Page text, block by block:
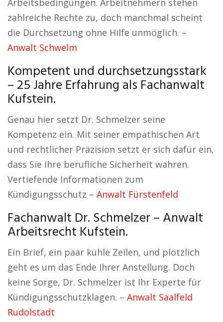
Arbeitsbedingungen. Arbeitnehmern stehen
zahlreiche Rechte zu, doch manchmal scheint
die Durchsetzung ohne Hilfe unmöglich. –
Anwalt Schwelm
Kompetent und durchsetzungsstark
– 25 Jahre Erfahrung als Fachanwalt
Kufstein.
Genau hier setzt Dr. Schmelzer seine
Kompetenz ein. Mit seiner empathischen Art
und rechtlicher Präzision setzt er sich dafür ein,
dass Sie Ihre berufliche Sicherheit wahren.
Vertiefende Informationen zum
Kündigungsschutz – Anwalt Fürstenfeld
Fachanwalt Dr. Schmelzer – Anwalt
Arbeitsrecht Kufstein.
Ein Brief, ein paar kühle Zeilen, und plötzlich
geht es um das Ende Ihrer Anstellung. Doch
keine Sorge, Dr. Schmelzer ist Ihr Experte für
Kündigungsschutzklagen. – Anwalt Saalfeld
Rudolstadt